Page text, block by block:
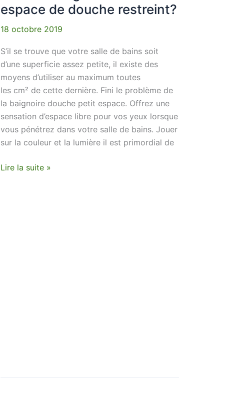
espace de douche restreint?
18 octobre 2019
S’il se trouve que votre salle de bains soit
d’une superficie assez petite, il existe des
moyens d’utiliser au maximum toutes
les cm² de cette dernière. Fini le problème de
la baignoire douche petit espace. Offrez une
sensation d’espace libre pour vos yeux lorsque
vous pénétrez dans votre salle de bains. Jouer
sur la couleur et la lumière il est primordial de
Lire la suite »